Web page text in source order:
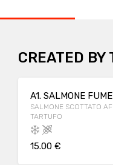
CREATED BY
A1. SALMONE
SALMONE SCOTTATO
TARTUFO
15.00 €